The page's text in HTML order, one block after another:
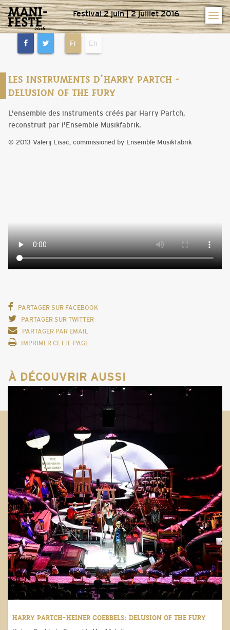
Festival 2 juin | 2 juillet 2016
Fr En
LES INSTRUMENTS D'HARRY PARTCH -
DELUSION OF THE FURY
L'ensemble des instruments créés par Harry Partch,
reconstruit par l'Ensemble Musikfabrik.
© 2013 Valerij Lisac, commissioned by Ensemble Musikfabrik
PARTAGER SUR FACEBOOK
PARTAGER SUR TWITTER
PARTAGER PAR EMAIL
IMPRIMER CETTE PAGE
À DÉCOUVRIR AUSSI
HARRY PARTCH-HEINER GOEBBELS: DELUSION OF THE FURY